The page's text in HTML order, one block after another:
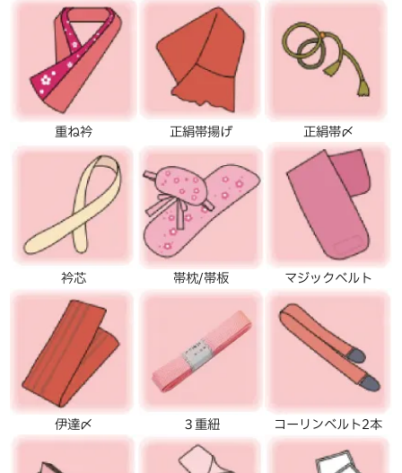
重ね衿 正絹帯揚げ 正絹帯〆
衿芯 帯枕/帯板 マジックベルト
伊達〆 ３重紐 コーリンベルト2本